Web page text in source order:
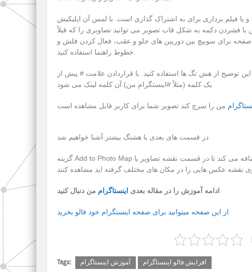
فیلم برداری برای به اشتراک گذاری است. با لمس آن اپلیکیش
با فشردن دکمه به شکل قاب تصویر می توانید تصاویری را که قبلاً
صفحه برای سوییچ بین دوربین های جلو و عقب، فعال کردن فلش و
توضیح از هش تگ ها استفاده کنید. با قراردادن علامت # پیش از
یک کلمه (مثلاً #اینستگرام من) آن کلمه لینک می شود
گزینه Add to Photo Map مکان فعلی شما را به تصویر اینستاگرامتان اضافه می کند تا در قسمت نقشه تصاویر یا Photo Map
ادامه آموزش را در مقاله بعدی اینستاگرام
Tags: آموزش اینستاگرام افزایش فالو اینستاگرام